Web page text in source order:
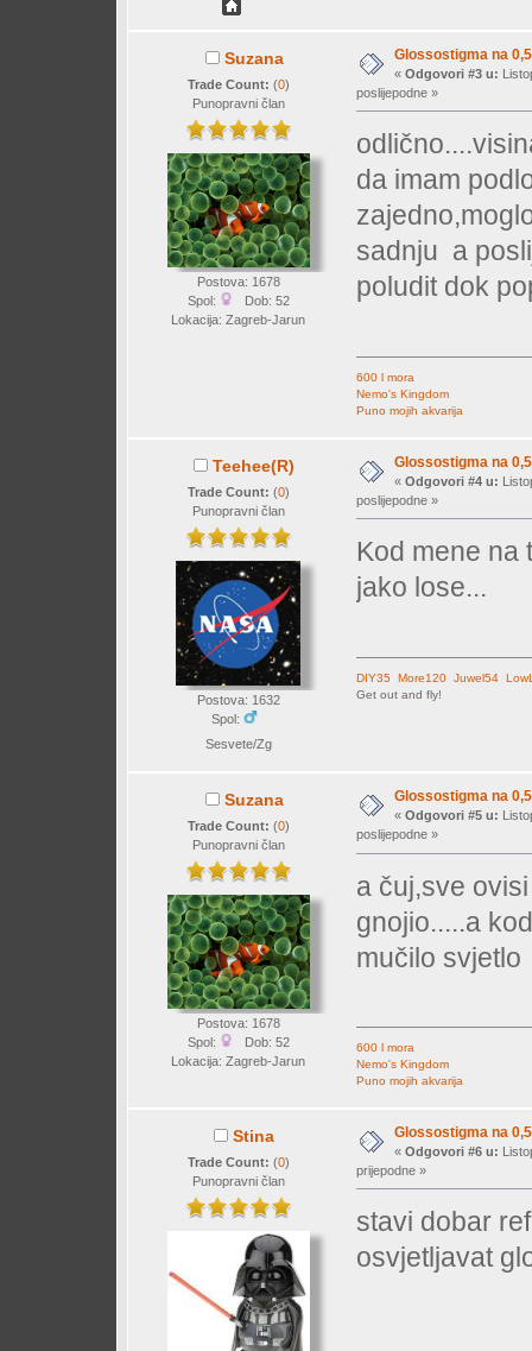
Suzana
Trade Count: (0)
Punopravni član
Postova: 1678
Spol:
Dob: 52
Lokacija: Zagreb-Jarun
Glossostigma na
« Odgovori #3 u:
poslijepodne »
da imam
sadnju a
poludit dok
600 l mora
Nemo's Kingdom
Puno mojih akvarija
Teehee(R)
Trade Count: (0)
Punopravni član
Postova: 1632
Spol:
Sesvete/Zg
Glossostigma na
« Odgovori #4 u:
poslijepodne »
Kod mene na
jako lose...
DIY35 More120 Juwel54
Get out and fly!
Suzana
Trade Count: (0)
Punopravni član
Postova: 1678
Spol:
Dob: 52
Lokacija: Zagreb-Jarun
Glossostigma na
« Odgovori #5 u:
poslijepodne »
a čuj,sve
gnojio.....a
mučilo svjetlo
600 l mora
Nemo's Kingdom
Puno mojih akvarija
Stina
Trade Count: (0)
Punopravni član
Glossostigma na
« Odgovori #6 u:
prijepodne »
stavi dobar
osvjetljavat